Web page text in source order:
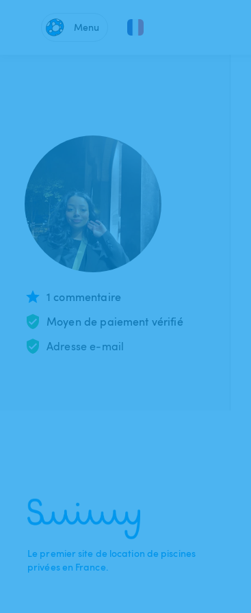
Menu
1 commentaire
Moyen de paiement vérifié
Adresse e-mail
Le premier site de location de piscines
privées en France.